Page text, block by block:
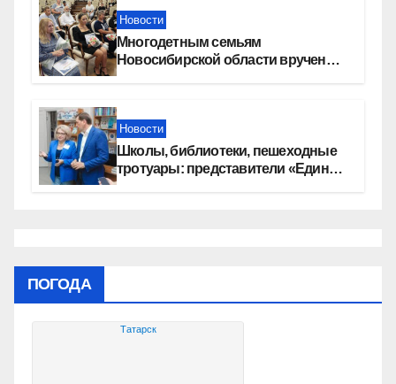
Новости
Многодетным семьям
Новосибирской области вручены
Новости
Школы, библиотеки, пешеходные
тротуары: представители «Единой
ПОГОДА
Татарск